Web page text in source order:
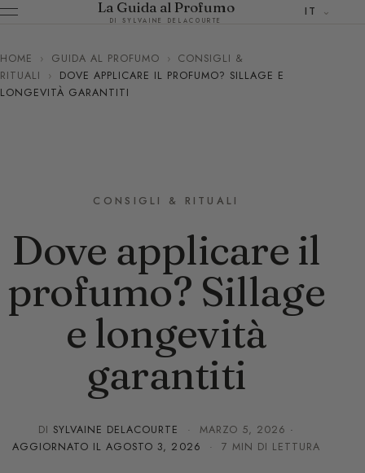
La Guida al Profumo
DI SYLVAINE DELACOURTE
IT
HOME › GUIDA AL PROFUMO › CONSIGLI &
RITUALI
›
DOVE APPLICARE IL PROFUMO? SILLAGE E
LONGEVITÀ GARANTITI
CONSIGLI & RITUALI
Dove applicare il
profumo? Sillage
e longevità
garantiti
DI SYLVAINE DELACOURTE · MARZO 5, 2026 ·
AGGIORNATO ILAGOSTO 3, 2026 · 7 MIN DI LETTURA